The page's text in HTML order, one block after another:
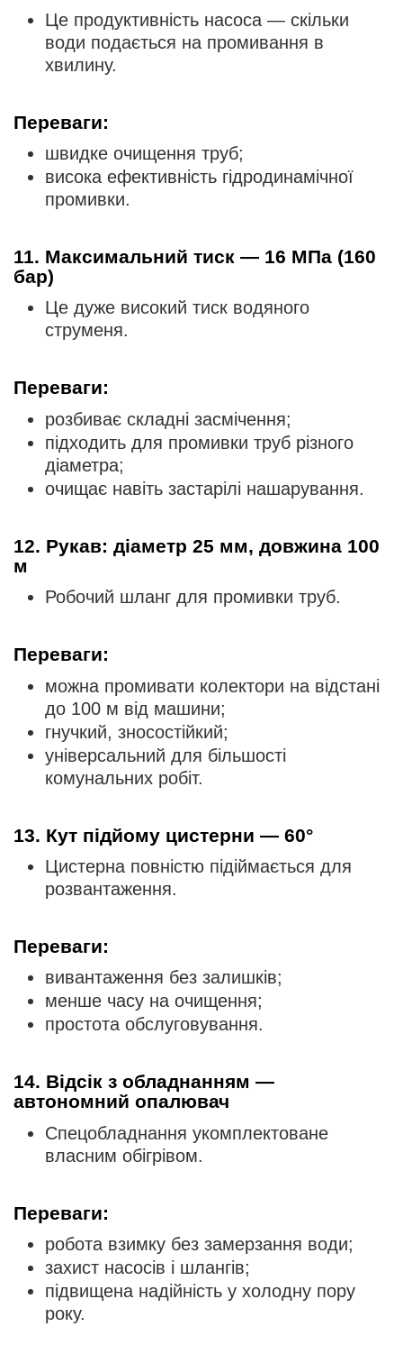
Це продуктивність насоса — скільки
води подається на промивання в
хвилину.
Переваги:
швидке очищення труб;
висока ефективність гідродинамічної
промивки.
11. Максимальний тиск — 16 МПа (160
бар)
Це дуже високий тиск водяного
струменя.
Переваги:
розбиває складні засмічення;
підходить для промивки труб різного
діаметра;
очищає навіть застарілі нашарування.
12. Рукав: діаметр 25 мм, довжина 100
м
Робочий шланг для промивки труб.
Переваги:
можна промивати колектори на відстані
до 100 м від машини;
гнучкий, зносостійкий;
універсальний для більшості
комунальних робіт.
13. Кут підйому цистерни — 60°
Цистерна повністю підіймається для
розвантаження.
Переваги:
вивантаження без залишків;
менше часу на очищення;
простота обслуговування.
14. Відсік з обладнанням —
автономний опалювач
Спецобладнання укомплектоване
власним обігрівом.
Переваги:
робота взимку без замерзання води;
захист насосів і шлангів;
підвищена надійність у холодну пору
року.